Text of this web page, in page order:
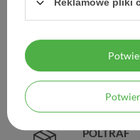
98%
Certyfikat
POLTRAF